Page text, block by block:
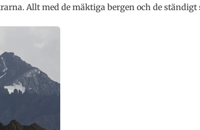
Allt med de mäktiga bergen och de